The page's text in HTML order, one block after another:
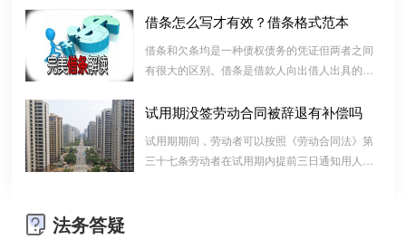
借条怎么写才有效？借条格式范本
借条和欠条均是一种债权债务的凭证但两者之间
有很大的区别。借条是借款人向出借人出具的借
系，而欠条是双方基于以前的经济往来而进行结
往来的结算，仅是代表一种纯粹的债权债务关系
并不代表借款合同关系。因此借款时宜写“借
试用期没签劳动合同被辞退有补偿吗
试用期期间，劳动者可以按照《劳动合同法》第
三十七条劳动者在试用期内提前三日通知用人单
法务答疑
婚内财产公证在哪边公证处申请
夫妻财产约定协议公证由当事人一方的住所地或协议签订地公证处
受理。
支票有效期
支票有效期是10天，法定节假日可以顺延。
出借人只提供微信转账凭证，只能证明双方的借贷关系生效，但是